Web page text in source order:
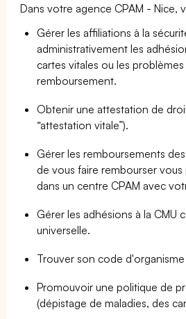
Dans votre agence CPAM - Nice,
Gérer les affiliations à la
administrativement les
cartes vitales ou les
remboursement.
Obtenir une attestation de
“attestation vitale”).
Gérer les remboursements
de vous faire rembourser
dans un centre CPAM avec
Gérer les adhésions à la CMU
universelle.
Trouver son code
Promouvoir une politique de
(dépistage de maladies, des